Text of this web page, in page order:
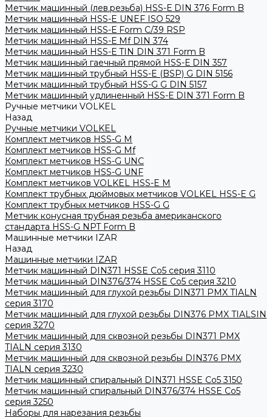
Метчик машинный (лев.резьба) HSS-Е DIN 376 Form B
Метчик машинный HSS-E UNEF ISO 529
Метчик машинный HSS-Е Form C/39 RSP
Метчик машинный HSS-Е Mf DIN 374
Метчик машинный HSS-Е TIN DIN 371 Form B
Метчик машинный гаечный прямой HSS-Е DIN 357
Метчик машинный трубный HSS-E (BSP) G DIN 5156
Метчик машинный трубный HSS-G G DIN 5157
Метчик машинный удлиненный HSS-Е DIN 371 Form B
Ручные метчики VOLKEL
Назад
Ручные метчики VOLKEL
Комплект метчиков HSS-G M
Комплект метчиков HSS-G Mf
Комплект метчиков HSS-G UNC
Комплект метчиков HSS-G UNF
Комплект метчиков VOLKEL HSS-E M
Комплект трубных дюймовых метчиков VOLKEL HSS-E G
Комплект трубных метчиков HSS-G G
Метчик конусная трубная резьба американского
стандарта HSS-G NPT Form B
Машинные метчики IZAR
Назад
Машинные метчики IZAR
Метчик машинный DIN371 HSSE Co5 серия 3110
Метчик машинный DIN376/374 HSSE Co5 серия 3210
Метчик машинный для глухой резьбы DIN371 PMX TIALN
серия 3170
Метчик машинный для глухой резьбы DIN376 PMX TIALSIN
серия 3270
Метчик машинный для сквозной резьбы DIN371 PMX
TIALN серия 3130
Метчик машинный для сквозной резьбы DIN376 PMX
TIALN серия 3230
Метчик машинный спиральный DIN371 HSSE Co5 3150
Метчик машинный спиральный DIN376/374 HSSE Co5
серия 3250
Наборы для нарезания резьбы